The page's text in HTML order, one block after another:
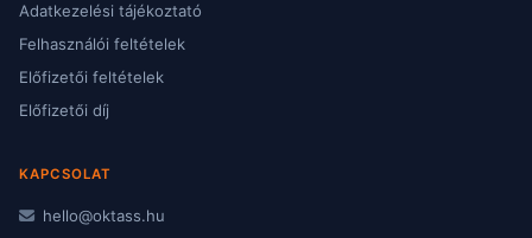
Adatkezelési tájékoztató
Felhasználói feltételek
Előfizetői feltételek
Előfizetői díj
KAPCSOLAT
hello@oktass.hu